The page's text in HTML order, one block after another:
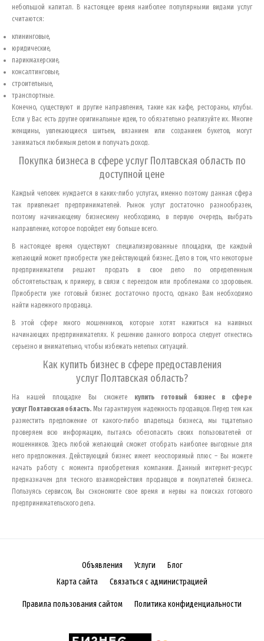
небольшой капитал. В настоящее время наиболее популярными видами услуг
считаются:
клининговые,
юридические,
парикмахерские,
консалтинговые,
строительные,
транспортные.
Конечно, существуют и другие направления, такие как кафе, рестораны, клубы.
Если у Вас есть другие оригинальные идеи, то обязательно реализуйте их. Многие
женщины, увлекающиеся шитьем, вязанием или созданием букетов, могут
заниматься любимым делом и получать доход.
Покупка бизнеса в сфере услуг Полтавская область по
доступной цене
Каждый человек нуждается в каких-либо услугах, именно поэтому данная сфера
так привлекает предпринимателей. Рынок услуг достаточно разнообразен,
поэтому начинающему бизнесмену необходимо, в первую очередь, выбрать
направление, которое подойдет ему больше всего.
В настоящее время существуют специализированные площадки, где каждый
желающий может приобрести уже действующий бизнес. Дело в том, что некоторые
предприниматели решают продать в свое дело по определенным
обстоятельствам, к примеру, в связи с переездом или проблемами со здоровьем.
Приобрести уже готовый бизнес достаточно просто, однако Вам необходимо
найти надежного продавца.
В этой сфере много мошенников, которые хотят нажиться на наивных
начинающих предпринимателях. К решению данного вопроса следует отнестись
серьезно и внимательно, чтобы избежать нелепых ситуаций.
Как купить бизнес в сфере предоставления
услуг Полтавская область?
На нашей площадке Вы сможете купить готовый бизнес в сфере
услуг Полтавская область. Мы гарантируем надежность продавцов. Перед тем как
разместить предложение от какого-либо владельца бизнеса, мы тщательно
проверяем всю информацию, пытаясь обезопасить своих пользователей от
мошенников. Здесь любой желающий сможет отобрать наиболее выгодные для
него предложения. Действующий бизнес имеет неоспоримый плюс – Вы можете
начать работу с момента приобретения компании. Данный интернет-ресурс
предназначен для тесного взаимодействия продавцов и покупателей бизнеса.
Пользуясь сервисом, Вы сэкономите свое время и нервы на поисках готового
предпринимательского дела.
Объявления Услуги
Блог
Карта сайта
Связаться с администрацией
Правила пользования сайтом Политика конфиденциальности